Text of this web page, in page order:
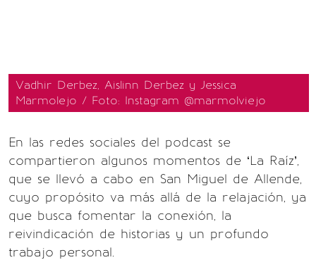
Vadhir Derbez, Aislinn Derbez y Jessica
Marmolejo / Foto: Instagram @marmolviejo
En las redes sociales del podcast se
compartieron algunos momentos de ‘La Raíz’,
que se llevó a cabo en San Miguel de Allende,
cuyo propósito va más allá de la relajación, ya
que busca fomentar la conexión, la
reivindicación de historias y un profundo
trabajo personal.